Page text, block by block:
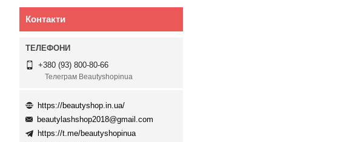
Контакти
+380 (93) 800-80-66
Телеграм Beautyshopinua
https://beautyshop.in.ua/
beautylashshop2018@gmail.com
https://t.me/beautyshopinua